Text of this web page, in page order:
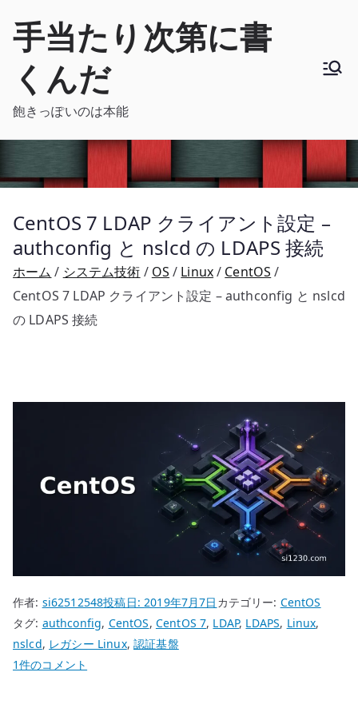
手当たり次第に書
くんだ
飽きっぽいのは本能
CentOS 7 LDAP クライアント設定 –
authconfig と nslcd の LDAPS 接続
ホーム システム技術 OS Linux
CentOS
CentOS 7 LDAP クライアント設定 – authconfig と nslcd
の LDAPS 接続
作者: si62512548投稿日:2019年7月7日 カテゴリー: CentOS
タグ: authconfig, CentOS, CentOS 7, LDAP, LDAPS, Linux,
nslcd, レガシー Linux,認証基盤
CentOS
1件のコメント